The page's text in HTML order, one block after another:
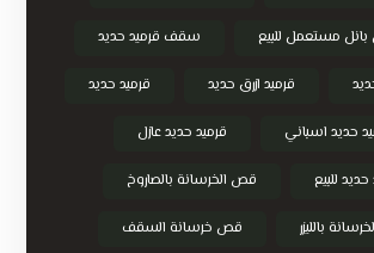
مستعمل للبيع سقف قرميد حديد
قرميد ازرق حديد قرميد حديد
حديد اسباني قرميد حديد عازل
للبيع قص الخرسانة بالصاروخ
بالليزر قص خرسانة السقف